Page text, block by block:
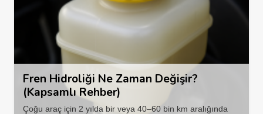
Fren Hidroliği Ne Zaman Değişir?
(Kapsamlı Rehber)
Çoğu araç için 2 yılda bir veya 40–60 bin km aralığında